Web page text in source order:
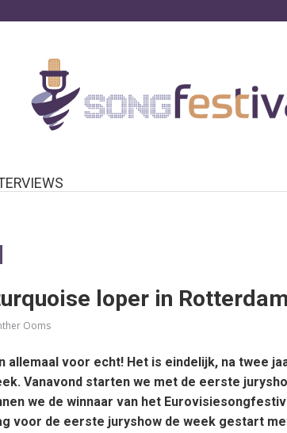
loper in Rotterdam
Ooms
allemaal voor echt! Het is eindelijk, na twee
Vanavond starten we met de eerste
we de winnaar van het
voor de eerste juryshow de week gestart